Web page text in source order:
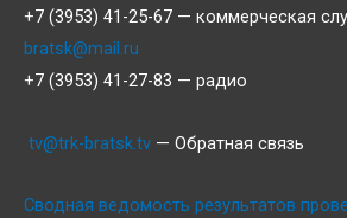
+7 (3953) 41-25-67 — коммерческая
bratsk@mail.ru
+7 (3953) 41-27-83 — радио
tv@trk-bratsk.tv — Обратная связь
Сводная ведомость результатов